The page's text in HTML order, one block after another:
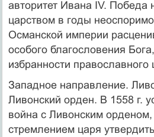
авторитет Ивана IV. Победа
царством в годы
Османской империи
особого благословения
избранности православного
Западное направление.
Ливонский орден. В 1558 г.
война с Ливонским
стремлением царя